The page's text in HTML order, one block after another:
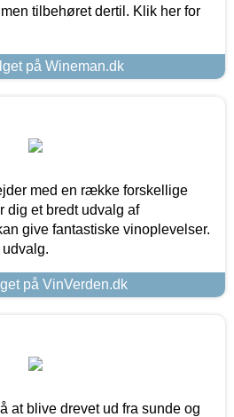
tilbehøret dertil. Klik her for
på Wineman.dk
med en række forskellige
dig et bredt udvalg af
give fantastiske vinoplevelser.
på VinVerden.dk
at blive drevet ud fra sunde og